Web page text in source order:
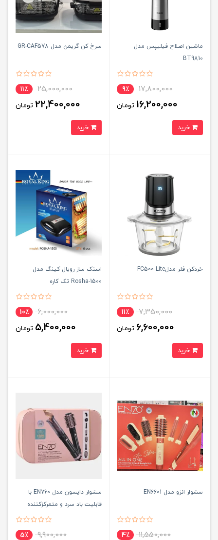
ماشین اصلاح فیلیپس مدل
BT9810
17,800,000 9٪
16,200,000 تومان
سرخ کن گریمن مدل GR-CAF578
25,000,000 11٪
22,400,000 تومان
خردکن فلر مدلFC500 Lite
7,350,000 11٪
6,600,000 تومان
اسنک ساز رویال کینگ مدل
Rosha-1500 تک کاره
6,000,000 10٪
5,400,000 تومان
سشوار انزو مدل EN6601
11,550,000 4٪
سشوار دایسون مدل EN760 با
قابلیت باد سرد و متمرکزکننده
9,900,000 5٪